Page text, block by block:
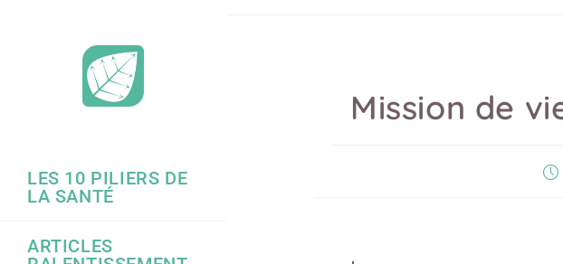
LES 10 PILIERS DE
LA SANTÉ
ARTICLES
Mission de